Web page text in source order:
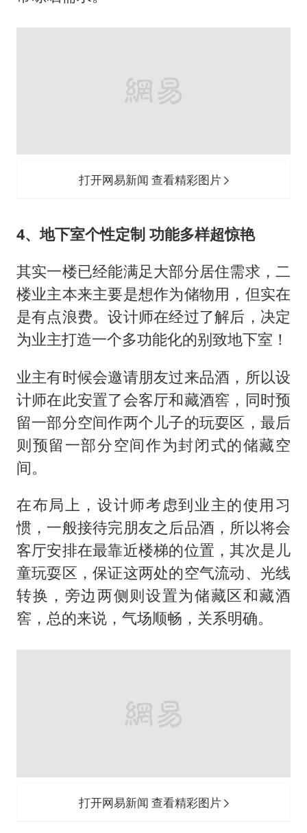
4、地下室个性定制 功能多样超惊艳
楼业主本来主要是想作为储物用，但实在
业主有时候会邀请朋友过来品酒，所以设
留一部分空间作两个儿子的玩耍区，最后
则预留一部分空间作为封闭式的储藏空
间。
在布局上，设计师考虑到业主的使用习
惯，一般接待完朋友之后品酒，所以将会
客厅安排在最靠近楼梯的位置，其次是儿
童玩耍区，保证这两处的空气流动、光线
转换，旁边两侧则设置为储藏区和藏酒
窖，总的来说，气场顺畅，关系明确。
打开网易新闻 查看精彩图片
打开网易新闻 查看精彩图片